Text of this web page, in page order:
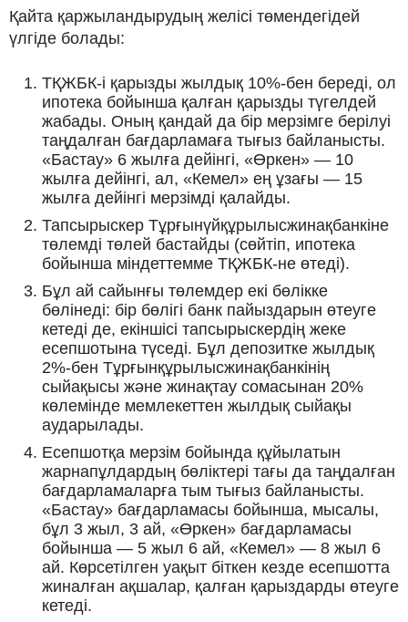
Қайта қаржыландырудың желісі төмендегідей
үлгіде болады:
ТҚЖБК-і қарызды жылдық 10%-бен береді, ол
ипотека бойынша қалған қарызды түгелдей
жабады. Оның қандай да бір мерзімге берілуі
таңдалған бағдарламаға тығыз байланысты.
«Бастау» 6 жылға дейінгі, «Өркен» — 10
жылға дейінгі, ал, «Кемел» ең ұзағы — 15
жылға дейінгі мерзімді қалайды.
Тапсырыскер Тұрғынүйқұрылысжинақбанкіне
төлемді төлей бастайды (сөйтіп, ипотека
бойынша міндеттемме ТҚЖБК-не өтеді).
Бұл ай сайынғы төлемдер екі бөлікке
бөлінеді: бір бөлігі банк пайыздарын өтеуге
кетеді де, екіншісі тапсырыскердің жеке
есепшотына түседі. Бұл депозитке жылдық
2%-бен Тұрғынқұрылысжинақбанкінің
сыйақысы және жинақтау сомасынан 20%
көлемінде мемлекеттен жылдық сыйақы
аударылады.
Есепшотқа мерзім бойында құйылатын
жарнапұлдардың бөліктері тағы да таңдалған
бағдарламаларға тым тығыз байланысты.
«Бастау» бағдарламасы бойынша, мысалы,
бұл 3 жыл, 3 ай, «Өркен» бағдарламасы
бойынша — 5 жыл 6 ай, «Кемел» — 8 жыл 6
ай. Көрсетілген уақыт біткен кезде есепшотта
жиналған ақшалар, қалған қарыздарды өтеуге
кетеді.